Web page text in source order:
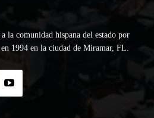
la comunidad hispana del estado por
en 1994 en la ciudad de Miramar, FL.